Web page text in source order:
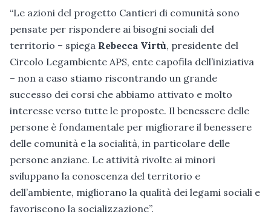
“Le azioni del progetto Cantieri di comunità sono
pensate per rispondere ai bisogni sociali del
territorio – spiega Rebecca Virtù, presidente del
Circolo Legambiente APS, ente capofila dell’iniziativa
– non a caso stiamo riscontrando un grande
successo dei corsi che abbiamo attivato e molto
interesse verso tutte le proposte. Il benessere delle
persone è fondamentale per migliorare il benessere
delle comunità e la socialità, in particolare delle
persone anziane. Le attività rivolte ai minori
sviluppano la conoscenza del territorio e
dell’ambiente, migliorano la qualità dei legami sociali e
favoriscono la socializzazione”.